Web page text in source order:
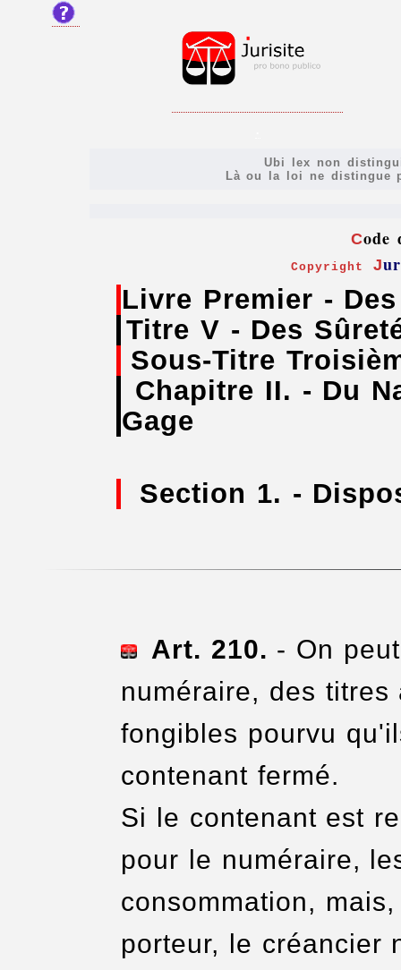
Ubi lex non
Là ou la loi ne distingue
Code
Copyright J
Livre Premier -
Titre V - Des
Sous-Titre
Chapitre II. - Du
Gage
Section 1. -
Art. 210. - On
numéraire, des
fongibles pourvu
contenant fermé.
Si le contenant est
pour le numéraire,
consommation,
porteur, le créancier